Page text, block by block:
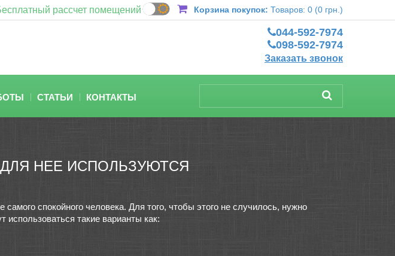
рассчет помещений Корзина покупок: Товаров: 0 (0 грн.)
044-592-7974
098-592-7974
Заказать звонок
СТАТЬИ КОНТАКТЫ
НЕЕ ИСПОЛЬЗУЮТСЯ
спокойного человека. Для того, чтобы этого не случилось, нужно
использоваться такие варианты как: